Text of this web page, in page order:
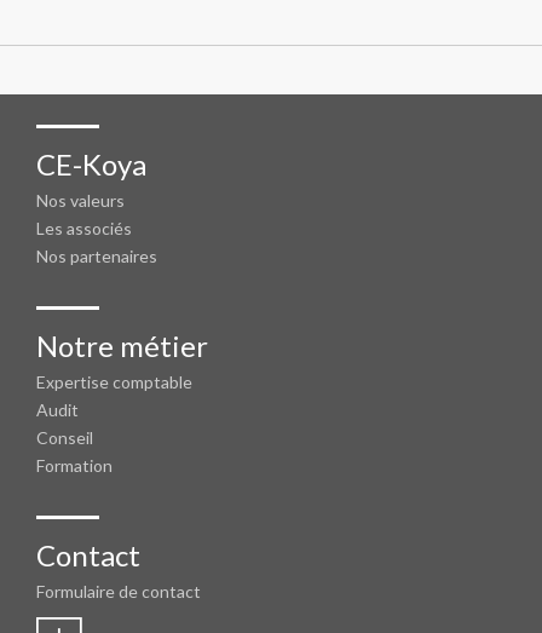
CE-Koya
Nos valeurs
Les associés
Nos partenaires
Notre métier
Expertise comptable
Audit
Conseil
Formation
Contact
Formulaire de contact